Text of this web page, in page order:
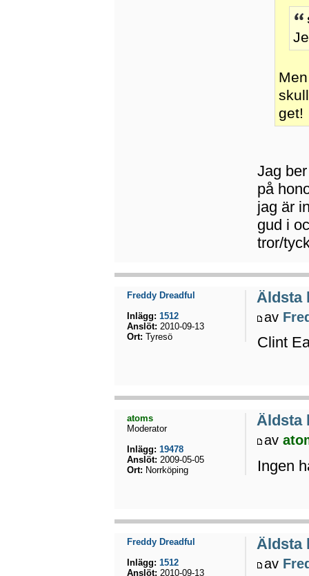
get!
Jag
på
jag är
gud i
tror/
Äldsta
av
Clint
Freddy Dreadful
Inlägg: 1512
Anslöt: 2010-09-13
Ort: Tyresö
Äldsta
av
Ingen
atoms
Moderator
Inlägg: 19478
Anslöt: 2009-05-05
Ort: Norrköping
Äldsta
av
Freddy Dreadful
Inlägg: 1512
Anslöt: 2010-09-13